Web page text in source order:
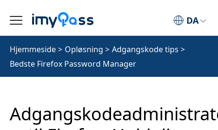
DA
Hjemmeside> Opløsning > Adgangskode tips >
Bedste Firefox Password Manager